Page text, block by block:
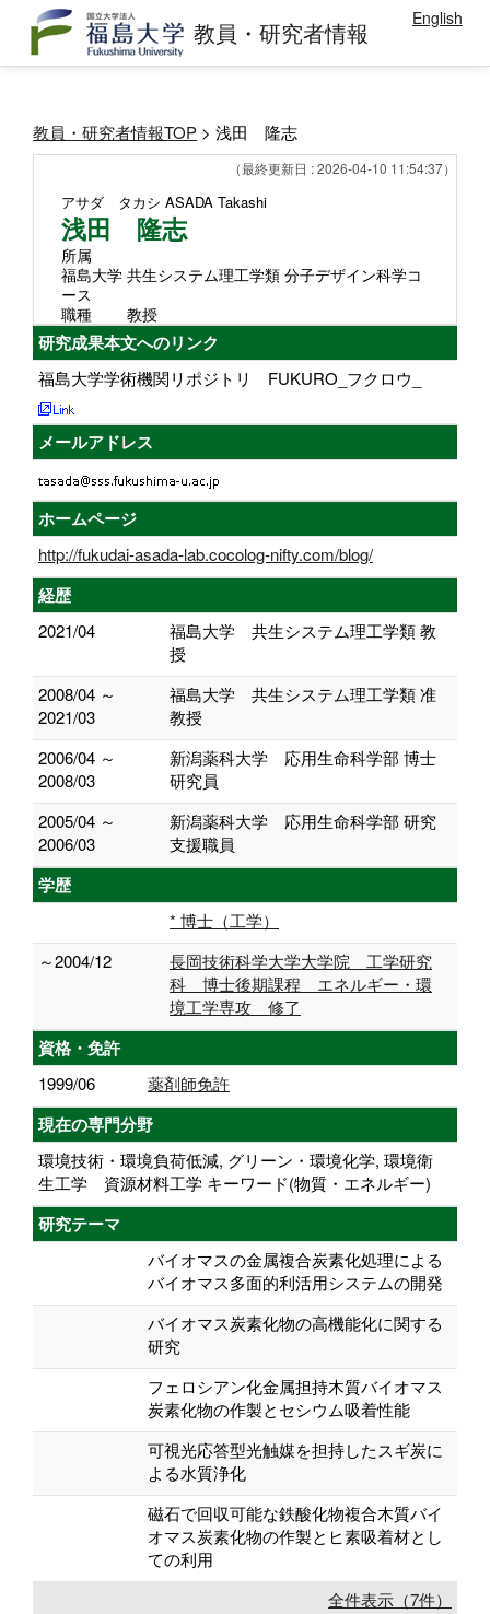
教員・研究者情報 English
教員・研究者情報TOP > 浅田 隆志
（最終更新日 : 2026-04-10 11:54:37）
アサダ タカシ ASADA Takashi
浅田 隆志
所属
福島大学 共生システム理工学類 分子デザイン科学コ
ース
職種
教授
研究成果本文へのリンク
福島大学学術機関リポジトリ FUKURO_フクロウ_
メールアドレス
ホームページ
http://fukudai-asada-lab.cocolog-nifty.com/blog/
経歴
2021/04
福島大学 共生システム理工学類 教
授
2008/04 ～
2021/03
福島大学 共生システム理工学類 准
教授
2006/04 ～
2008/03
新潟薬科大学 応用生命科学部 博士
研究員
2005/04 ～
2006/03
新潟薬科大学 応用生命科学部 研究
支援職員
学歴
* 博士（工学）
～2004/12
長岡技術科学大学大学院 工学研究
科 博士後期課程 エネルギー・環
境工学専攻 修了
資格・免許
1999/06 薬剤師免許
現在の専門分野
環境技術・環境負荷低減, グリーン・環境化学, 環境衛
生工学 資源材料工学 キーワード(物質・エネルギー)
研究テーマ
バイオマスの金属複合炭素化処理による
バイオマス多面的利活用システムの開発
バイオマス炭素化物の高機能化に関する
研究
フェロシアン化金属担持木質バイオマス
炭素化物の作製とセシウム吸着性能
可視光応答型光触媒を担持したスギ炭に
よる水質浄化
磁石で回収可能な鉄酸化物複合木質バイ
オマス炭素化物の作製とヒ素吸着材とし
ての利用
全件表示（7件）